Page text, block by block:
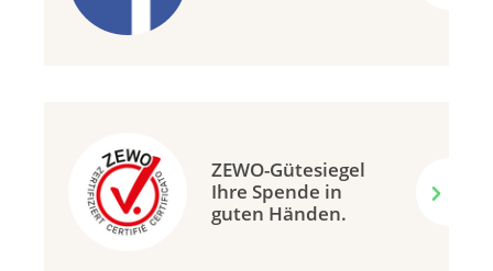
ZEWO-Gütesiegel
Ihre Spende in
guten Händen.